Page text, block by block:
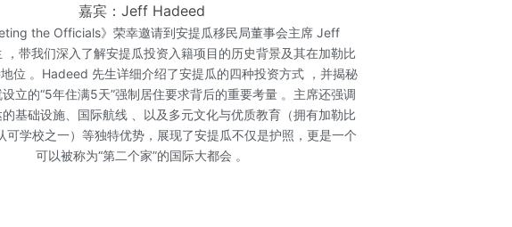
嘉宾：Jeff Hadeed
the Officials》荣幸邀请到安提瓜移民局董事会主席 Jeff
，带我们深入了解安提瓜投资入籍项目的历史背景及其在加勒比
位 。Hadeed 先生详细介绍了安提瓜的四种投资方式 ，并揭秘
立的“5年住满5天”强制居住要求背后的重要考量 。主席还强调
基础设施、国际航线 、以及多元文化与优质教育（拥有加勒比
可学校之一）等独特优势，展现了安提瓜不仅是护照，更是一个
可以被称为“第二个家”的国际大都会 。